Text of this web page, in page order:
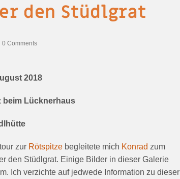
den Stüdlgrat
0 Comments
2018
beim Lücknerhaus
zur Rötspitze begleitete mich Konrad zum
den Stüdlgrat. Einige Bilder in dieser Galerie
Ich verzichte auf jedwede Information zu dieser